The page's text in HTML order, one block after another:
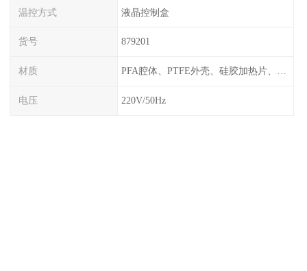
温控方式 液晶控制盒
货号 879201
材质 PFA腔体、PTFE外壳、硅胶加热片、塑料框架
电压 220V/50Hz